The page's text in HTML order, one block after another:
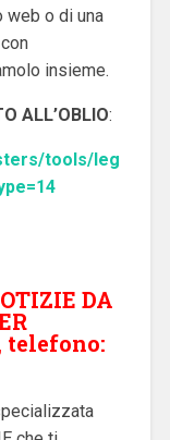
web o di una
insieme.
ALL’OBLIO:
tools/leg
DA
telefono: